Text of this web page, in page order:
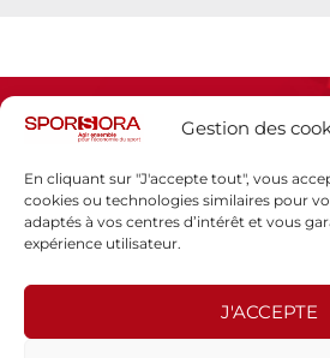
Gestion des
En cliquant sur "J'accepte tout", vous
cookies ou technologies similaires pour
adaptés à vos centres d’intérêt et vous
expérience utilisateur.
J'ACCEPTE
Espace
Politique de